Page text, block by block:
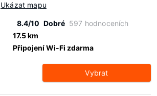
Ukázat mapu
8.4/10 Dobré 597 hodnoceních
17.5 km
Připojení Wi-Fi zdarma
Vybrat